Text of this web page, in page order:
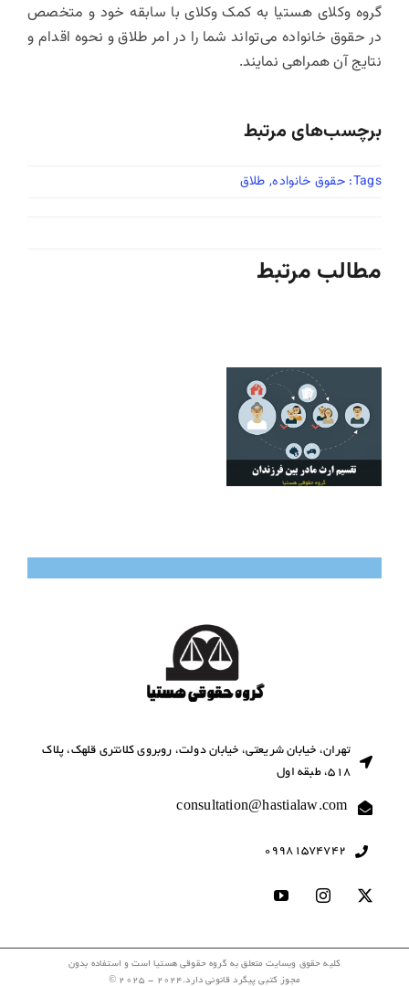
گروه وکلای هستیا به کمک وکلای با سابقه خود و متخصص
در حقوق خانواده می‌تواند شما را در امر طلاق و نحوه اقدام و
نتایج آن همراهی نمایند.
برچسب‌های مرتبط
Tags: حقوق خانواده, طلاق
مطالب مرتبط
تهران، خیابان شریعتی، خیابان دولت، روبروی کلانتری قلهک، پلاک
518، طبقه اول
consultation@hastialaw.com
09981574742
کلیه حقوق وبسایت متعلق به گروه حقوقی هستیا است و استفاده بدون
مجوز کتبی پیگرد قانونی دارد.2024 - 2025 ©